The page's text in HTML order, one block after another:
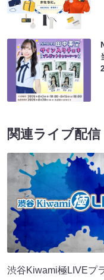
関連ライブ配信
渋谷Kiwami極LIVEプ